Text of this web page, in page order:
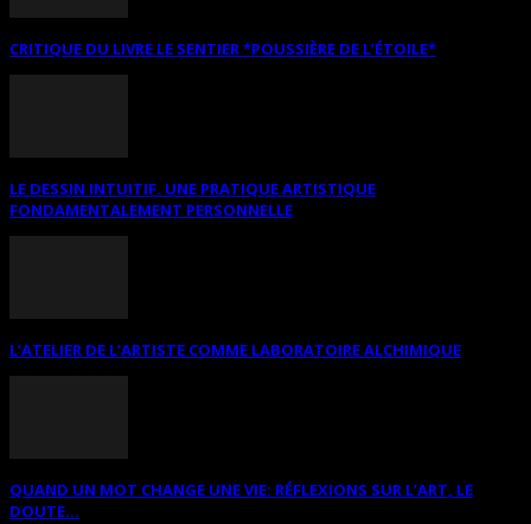
CRITIQUE DU LIVRE LE SENTIER *POUSSIÈRE DE L’ÉTOILE*
LE DESSIN INTUITIF. UNE PRATIQUE ARTISTIQUE
FONDAMENTALEMENT PERSONNELLE
L’ATELIER DE L’ARTISTE COMME LABORATOIRE ALCHIMIQUE
QUAND UN MOT CHANGE UNE VIE: RÉFLEXIONS SUR L’ART, LE
DOUTE...